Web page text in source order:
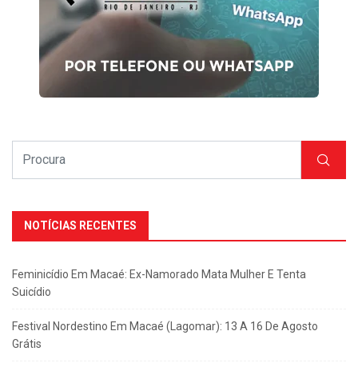
NOTÍCIAS RECENTES
Feminicídio Em Macaé: Ex-Namorado Mata Mulher E Tenta
Suicídio
Festival Nordestino Em Macaé (Lagomar): 13 A 16 De Agosto
Grátis